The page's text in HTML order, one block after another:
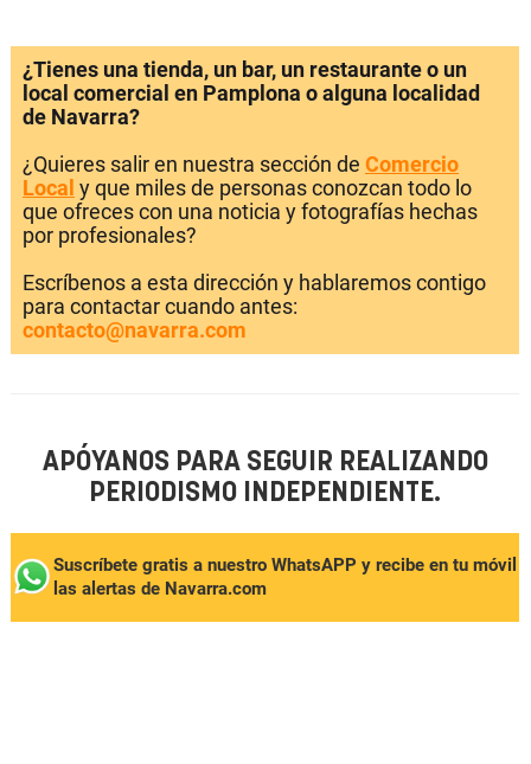
¿Tienes una tienda, un bar, un restaurante o un
local comercial en Pamplona o alguna localidad
de Navarra?
¿Quieres salir en nuestra sección de Comercio
Local y que miles de personas conozcan todo lo
que ofreces con una noticia y fotografías hechas
por profesionales?
Escríbenos a esta dirección y hablaremos contigo
para contactar cuando antes:
contacto@navarra.com
APÓYANOS PARA SEGUIR REALIZANDO
PERIODISMO INDEPENDIENTE.
Suscríbete gratis a nuestro WhatsAPP y recibe en tu móvil
las alertas de Navarra.com